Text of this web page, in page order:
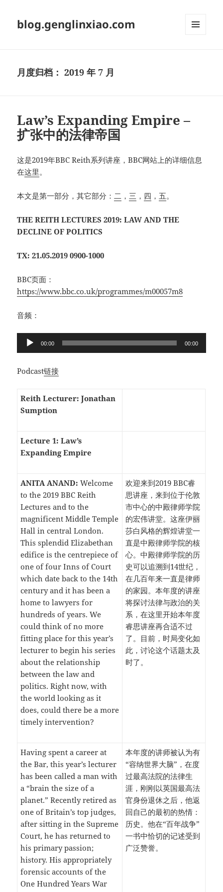
blog.genglinxiao.com
月度归档：2019 年 7 月
Law’s Expanding Empire –
扩张中的法律帝国
这是2019年BBC Reith系列讲座，BBC网站上的详细信息
在这里。
本文是第一部分，其它部分：二 ，三 ， 四 ，五。
THE REITH LECTURES 2019: LAW AND THE
DECLINE OF POLITICS
TX: 21.05.2019 0900-1000
BBC页面：
https://www.bbc.co.uk/programmes/m00057m8
音频：
频
放
00:00 00:00
Podcast链接
Reith Lecturer: Jonathan
Sumption
Lecture 1: Law’s
Expanding Empire
ANITA ANAND:Welcome
to the 2019 BBC Reith
Lectures and to the
magnificent Middle Temple
Hall in central London.
This splendid Elizabethan
edifice is the centrepiece of
one of four Inns of Court
which date back to the 14th
century and it has been a
home to lawyers for
hundreds of years. We
could think of no more
fitting place for this year’s
lecturer to begin his series
about the relationship
between the law and
politics. Right now, with
the world looking as it
does, could there be a more
timely intervention?
欢迎来到2019 BBC睿
思讲座，来到位于伦敦
市中心的中殿律师学院
的宏伟讲堂。这座伊丽
莎白风格的辉煌讲堂一
直是中殿律师学院的核
心。中殿律师学院的历
史可以追溯到14世纪，
在几百年来一直是律师
的家园。本年度的讲座
将探讨法律与政治的关
系，在这里开始本年度
睿思讲座再合适不过
了。目前，时局变化如
此，讨论这个话题太及
时了。
Having spent a career at
the Bar, this year’s lecturer
has been called a man with
a “brain the size of a
planet.” Recently retired as
one of Britain’s top judges,
after sitting in the Supreme
Court, he has returned to
his primary passion;
history. His appropriately
forensic accounts of the
One Hundred Years War
本年度的讲师被认为有
“容纳世界大脑”，在度
过最高法院的法律生
涯，刚刚以英国最高法
官身份退休之后，他返
回自己的最初的热情：
历史。他在“百年战争”
一书中恰切的记述受到
广泛赞誉。